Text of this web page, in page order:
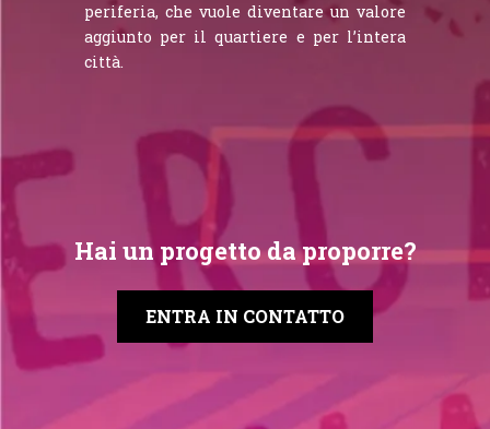
periferia, che vuole diventare un valore
aggiunto per il quartiere e per l’intera
città.
Hai un progetto da proporre?
ENTRA IN CONTATTO